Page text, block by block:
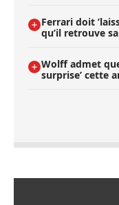
Ferrari doit
qu’il retrouve
Wolff admet
surprise’ cette